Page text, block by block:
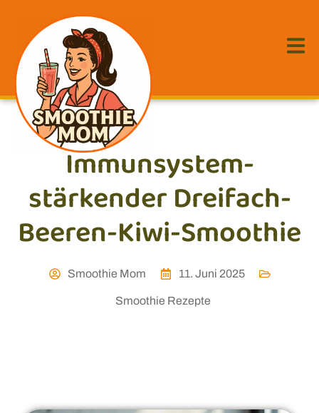
Immunsystem-
stärkender Dreifach-
Beeren-Kiwi-Smoothie
Smoothie Mom 11. Juni 2025
Smoothie Rezepte